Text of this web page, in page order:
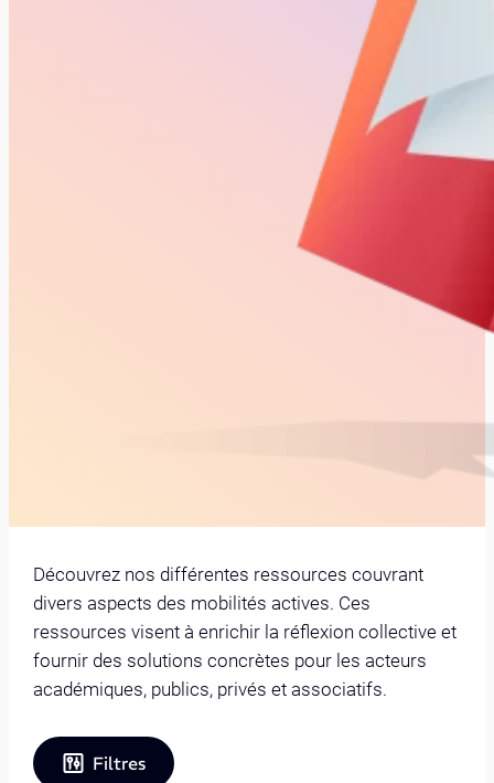
Découvrez nos différentes ressources couvrant
divers aspects des mobilités actives. Ces
ressources visent à enrichir la réflexion collective et
fournir des solutions concrètes pour les acteurs
académiques, publics, privés et associatifs.
Filtres